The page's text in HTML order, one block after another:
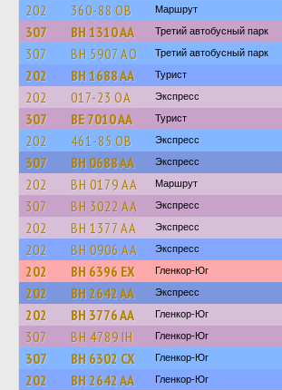
202 360-88 ОВ Маршрут
307 BH 1310 AA Третий автобусный парк
307 BH 5907 AO Третий автобусный парк
202 BH 1688 AA Турист
202 017-23 ОА Экспресс
307 BE 7010 AA Турист
202 461-85 ОВ Экспресс
307 BH 0688 AA Экспресс
202 BH 0179 AA Маршрут
307 BH 3022 AA Экспресс
202 BH 1377 AA Экспресс
202 BH 0906 AA Экспресс
202 BH 6396 EX Гленкор-Юг
202 BH 2642 AA Экспресс
202 BH 3776 AA Гленкор-Юг
307 BH 4789 IH Гленкор-Юг
307 BH 6302 CX Гленкор-Юг
202 BH 2642 AA Гленкор-Юг